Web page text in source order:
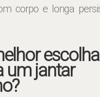
corpo e longa
um jantar